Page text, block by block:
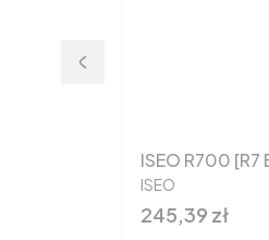
ISEO R700
PRODUCENT
ISEO
Cena
245,39 zł